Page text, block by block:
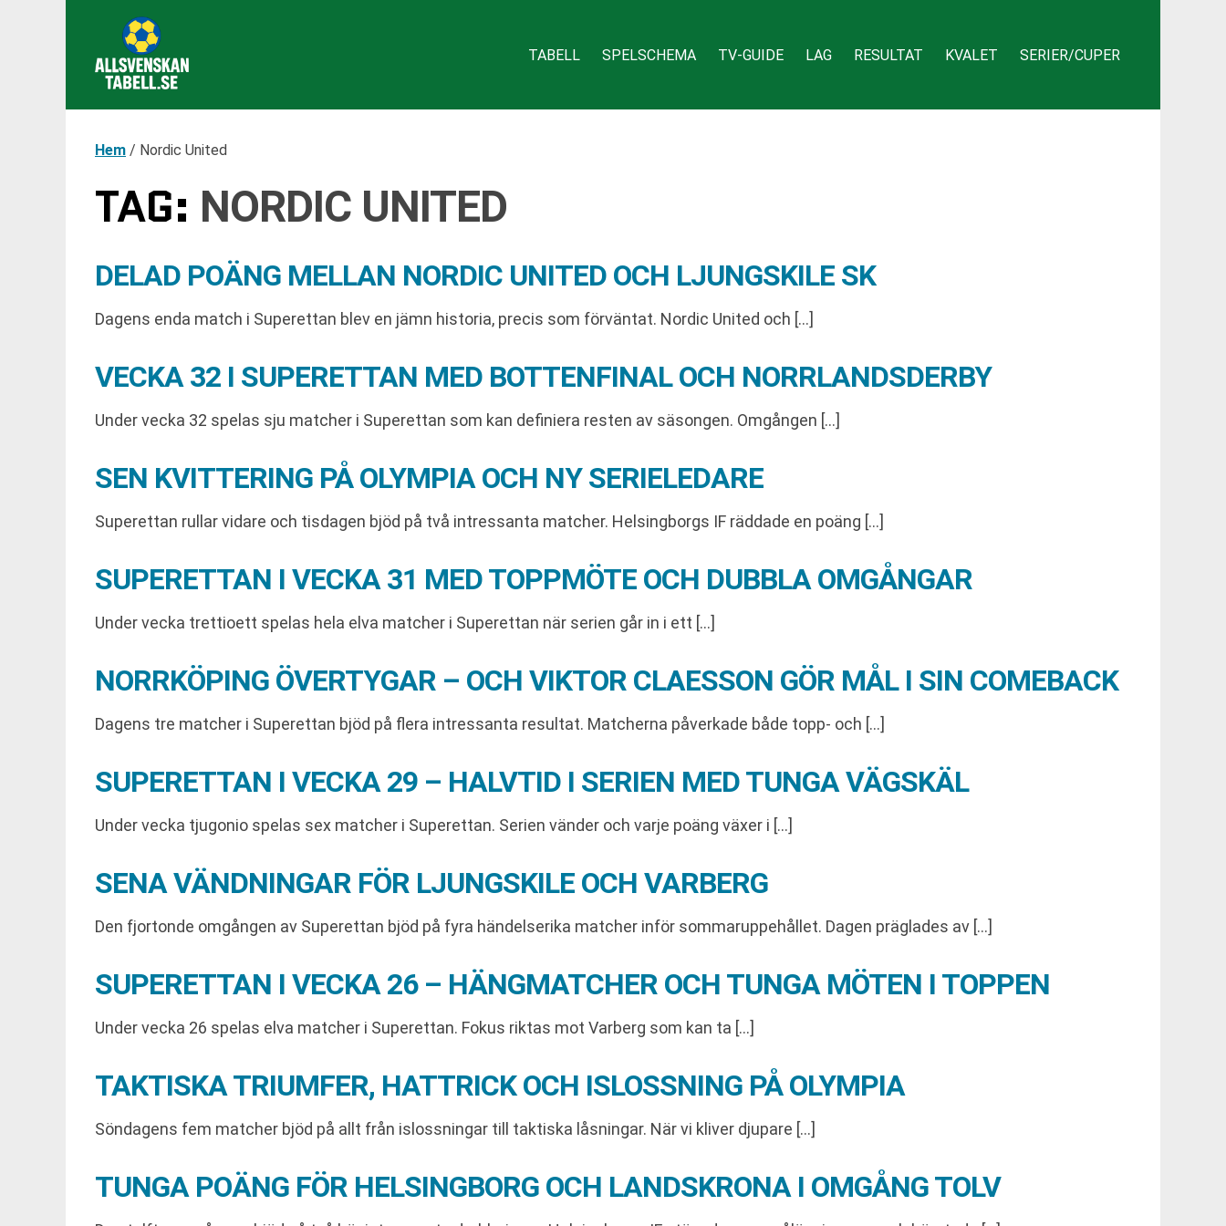
TABELL SPELSCHEMA TV-GUIDE LAG RESULTAT KVALET SERIER/CUPER
Hem / Nordic United
TAG: NORDIC UNITED
DELAD POÄNG MELLAN NORDIC UNITED OCH LJUNGSKILE SK
Dagens enda match i Superettan blev en jämn historia, precis som förväntat. Nordic United och […]
VECKA 32 I SUPERETTAN MED BOTTENFINAL OCH NORRLANDSDERBY
Under vecka 32 spelas sju matcher i Superettan som kan definiera resten av säsongen. Omgången […]
SEN KVITTERING PÅ OLYMPIA OCH NY SERIELEDARE
Superettan rullar vidare och tisdagen bjöd på två intressanta matcher. Helsingborgs IF räddade en poäng […]
SUPERETTAN I VECKA 31 MED TOPPMÖTE OCH DUBBLA OMGÅNGAR
Under vecka trettioett spelas hela elva matcher i Superettan när serien går in i ett […]
NORRKÖPING ÖVERTYGAR – OCH VIKTOR CLAESSON GÖR MÅL I SIN COMEBACK
Dagens tre matcher i Superettan bjöd på flera intressanta resultat. Matcherna påverkade både topp- och […]
SUPERETTAN I VECKA 29 – HALVTID I SERIEN MED TUNGA VÄGSKÄL
Under vecka tjugonio spelas sex matcher i Superettan. Serien vänder och varje poäng växer i […]
SENA VÄNDNINGAR FÖR LJUNGSKILE OCH VARBERG
Den fjortonde omgången av Superettan bjöd på fyra händelserika matcher inför sommaruppehållet. Dagen präglades av […]
SUPERETTAN I VECKA 26 – HÄNGMATCHER OCH TUNGA MÖTEN I TOPPEN
Under vecka 26 spelas elva matcher i Superettan. Fokus riktas mot Varberg som kan ta […]
TAKTISKA TRIUMFER, HATTRICK OCH ISLOSSNING PÅ OLYMPIA
Söndagens fem matcher bjöd på allt från islossningar till taktiska låsningar. När vi kliver djupare […]
TUNGA POÄNG FÖR HELSINGBORG OCH LANDSKRONA I OMGÅNG TOLV